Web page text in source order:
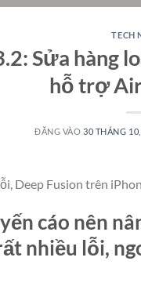
TECH
Sửa hàng
hỗ trợ
ĐĂNG VÀO 30 THÁNG
Deep Fusion trên
cáo nên
nhiều lỗi,